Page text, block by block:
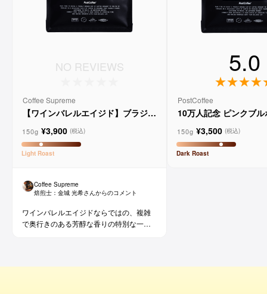
NO REVIEWS
Coffee Supreme
【ワインバレルエイジド】ブラジル
ョ
150g ¥3,900 (税込)
Light Roast
Coffee Supreme
焙煎士： 金城 光希さんからのコメント
ワインバレルエイジドならではの、複雑
で奥行きのある芳醇な香りの特別な一杯
5.0
PostCoffee
10万人記念 ピンクブ
150g ¥3,500 (税込)
Dark Roast